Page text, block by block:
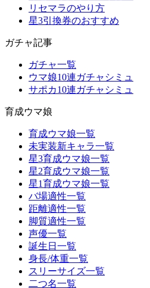
リセマラのやり方
星3引換券のおすすめ
ガチャ記事
ガチャ一覧
ウマ娘10連ガチャシミュ
サポカ10連ガチャシミュ
育成ウマ娘
育成ウマ娘一覧
未実装新キャラ一覧
星3育成ウマ娘一覧
星2育成ウマ娘一覧
星1育成ウマ娘一覧
バ場適性一覧
距離適性一覧
脚質適性一覧
声優一覧
誕生日一覧
身長/体重一覧
スリーサイズ一覧
二つ名一覧